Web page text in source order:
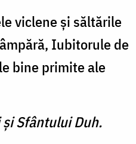
viclene şi săltările
Iubitorule de
bine primite ale
Sfântului Duh.